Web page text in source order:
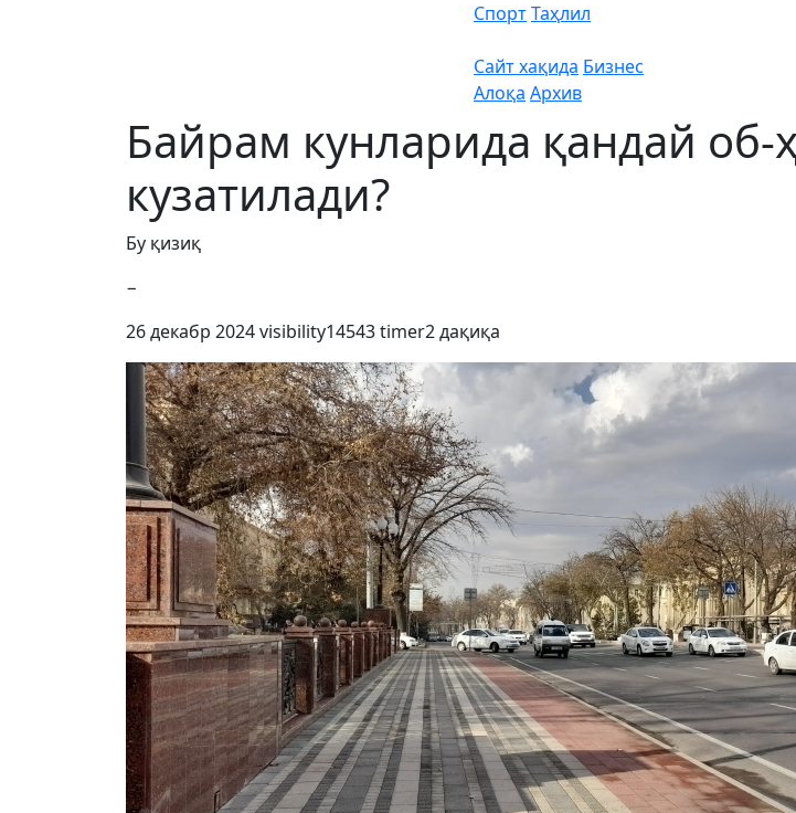
СпортТаҳлил
Сайт хақида Бизнес
Алоқа Архив
Байрам кунларида қандай об-
кузатилади?
Бу қизиқ
−
26 декабр 2024visibility14543timer2 дақиқа